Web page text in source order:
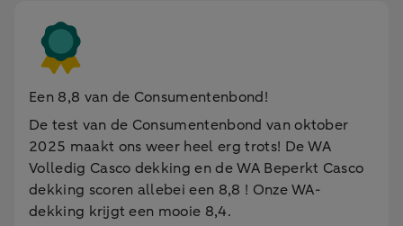
Een 8,8 van de Consumentenbond!
De test van de Consumentenbond van oktober
2025 maakt ons weer heel erg trots! De WA
Volledig Casco dekking en de WA Beperkt Casco
dekking scoren allebei een 8,8 ! Onze WA-
dekking krijgt een mooie 8,4.